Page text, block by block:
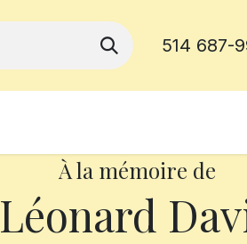
514 687-
À la mémoire de
Léonard